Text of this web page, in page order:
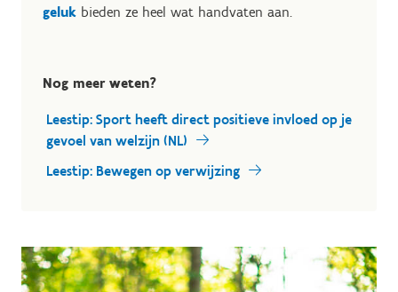
geluk bieden ze heel wat handvaten aan.
Nog meer weten?
Leestip: Sport heeft direct positieve invloed op je
gevoel van welzijn (NL)
Leestip: Bewegen op verwijzing